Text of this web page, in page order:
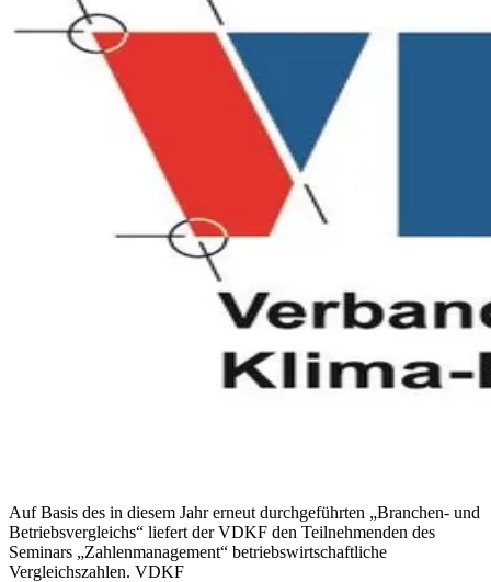
Auf Basis des in diesem Jahr erneut durchgeführten „Branchen- und
Betriebsvergleichs“ liefert der VDKF den Teilnehmenden des
Seminars „Zahlenmanagement“ betriebswirtschaftliche
Vergleichszahlen. VDKF